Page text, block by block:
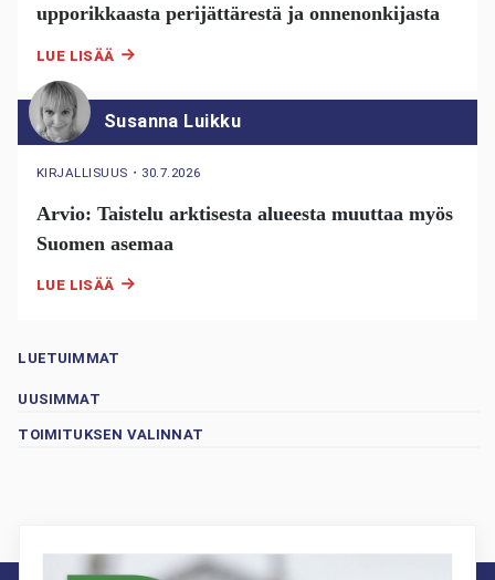
upporikkaasta perijättärestä ja onnenonkijasta
LUE LISÄÄ
Susanna Luikku
KIRJALLISUUS ・ 30.7.2026
Arvio: Taistelu arktisesta alueesta muuttaa myös
Suomen asemaa
LUE LISÄÄ
LUETUIMMAT
UUSIMMAT
TOIMITUKSEN VALINNAT